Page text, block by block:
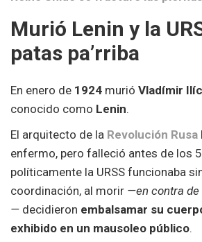
Murió Lenin y la
patas pa’rriba
En enero de 1924 murió Vladímir
conocido como Lenin.
El arquitecto de la Revolución Rusa
enfermo, pero falleció antes de los
políticamente la URSS funcionaba
coordinación, al morir —en contra
— decidieron embalsamar su
exhibido en un mausoleo público.